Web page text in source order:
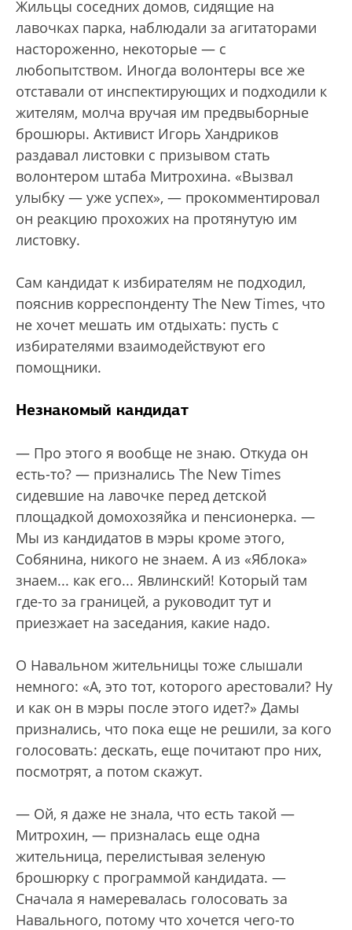
Жильцы соседних домов, сидящие на
лавочках парка, наблюдали за агитаторами
настороженно, некоторые — с
любопытством. Иногда волонтеры все же
отставали от инспектирующих и подходили к
жителям, молча вручая им предвыборные
брошюры. Активист Игорь Хандриков
раздавал листовки с призывом стать
волонтером штаба Митрохина. «Вызвал
улыбку — уже успех», — прокомментировал
он реакцию прохожих на протянутую им
листовку.
Сам кандидат к избирателям не подходил,
пояснив корреспонденту The New Times, что
не хочет мешать им отдыхать: пусть с
избирателями взаимодействуют его
помощники.
Незнакомый кандидат
— Про этого я вообще не знаю. Откуда он
есть-то? — признались The New Times
сидевшие на лавочке перед детской
площадкой домохозяйка и пенсионерка. —
Мы из кандидатов в мэры кроме этого,
Собянина, никого не знаем. А из «Яблока»
знаем... как его... Явлинский! Который там
где-то за границей, а руководит тут и
приезжает на заседания, какие надо.
О Навальном жительницы тоже слышали
немного: «А, это тот, которого арестовали? Ну
и как он в мэры после этого идет?» Дамы
признались, что пока еще не решили, за кого
голосовать: дескать, еще почитают про них,
посмотрят, а потом скажут.
— Ой, я даже не знала, что есть такой —
Митрохин, — призналась еще одна
жительница, перелистывая зеленую
брошюрку с программой кандидата. —
Сначала я намеревалась голосовать за
Навального, потому что хочется чего-то